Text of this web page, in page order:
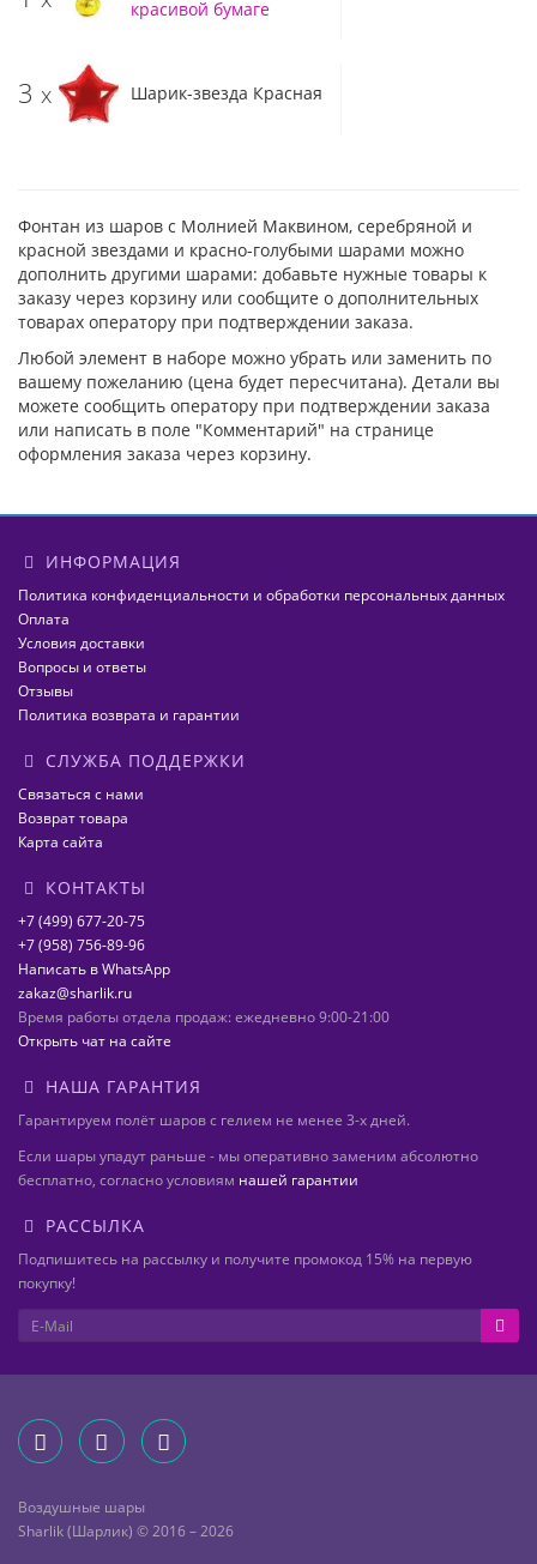
красивой бумаге
3 x Шарик-звезда Красная
Фонтан из шаров с Молнией Маквином, серебряной и
красной звездами и красно-голубыми шарами можно
дополнить другими шарами: добавьте нужные товары к
заказу через корзину или сообщите о дополнительных
товарах оператору при подтверждении заказа.
Любой элемент в наборе можно убрать или заменить по
вашему пожеланию (цена будет пересчитана). Детали вы
можете сообщить оператору при подтверждении заказа
или написать в поле "Комментарий" на странице
оформления заказа через корзину.
ИНФОРМАЦИЯ
Политика конфиденциальности и обработки персональных данных
Оплата
Условия доставки
Вопросы и ответы
Отзывы
Политика возврата и гарантии
СЛУЖБА ПОДДЕРЖКИ
Связаться с нами
Возврат товара
Карта сайта
КОНТАКТЫ
+7 (499) 677-20-75
+7 (958) 756-89-96
Написать в WhatsApp
zakaz@sharlik.ru
Время работы отдела продаж: ежедневно 9:00-21:00
Открыть чат на сайте
НАША ГАРАНТИЯ
Гарантируем полёт шаров с гелием не менее 3-х дней.
Если шары упадут раньше - мы оперативно заменим абсолютно
бесплатно, согласно условиям нашей гарантии
РАССЫЛКА
Подпишитесь на рассылку и получите промокод 15% на первую
покупку!
Воздушные шары
Sharlik (Шарлик) © 2016 – 2026